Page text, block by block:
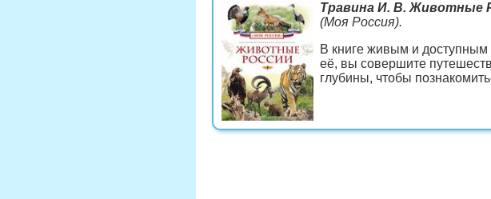
Травина И. В. Животные
(Моя Россия).
В книге живым и
её, вы совершите
глубины, чтобы